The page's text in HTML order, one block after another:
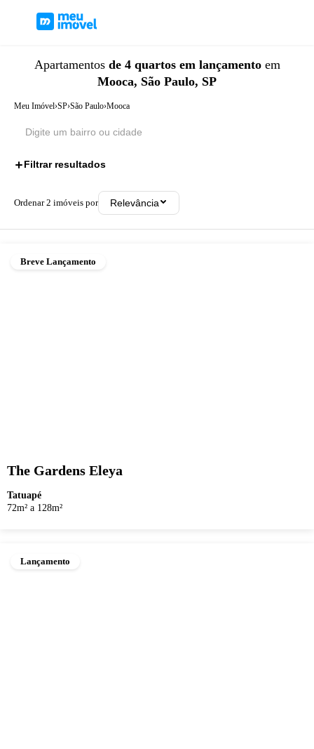
Apartamentos de 4 quartos em lançamento em
Mooca, São Paulo, SP
Meu Imóvel›SP›São Paulo›Mooca
Filtrar resultados
Ordenar2 imóveis por Relevância
Breve Lançamento
The Gardens Eleya
Tatuapé
72m² a 128m²
Lançamento